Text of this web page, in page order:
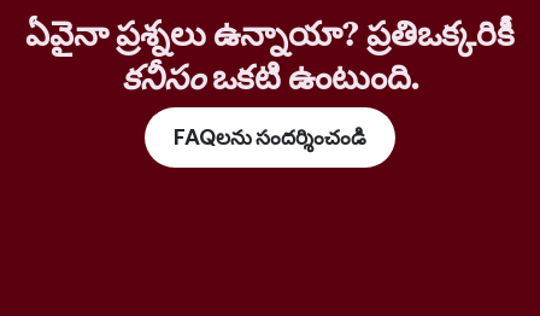
ఏవైనా ప్రశ్నలు ఉన్నాయా? ప్రతిఒక్కరికీ
కనీసంఒకటి ఉంటుంది.
FAQలను సందర్శించండి